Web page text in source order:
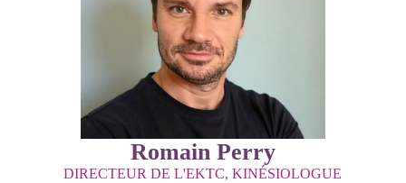
Romain Perry
DIRECTEUR DE L'EKTC, KINÉSIOLOGUE